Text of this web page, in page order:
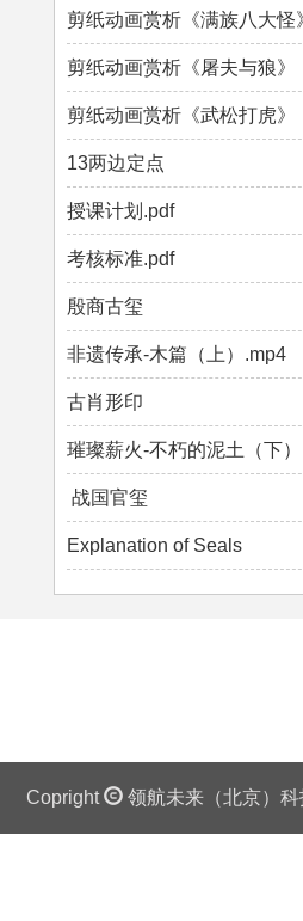
剪纸动画赏析《满族八大怪
剪纸动画赏析《屠夫与狼》
剪纸动画赏析《武松打虎》
13两边定点
授课计划.pdf
考核标准.pdf
殷商古玺
非遗传承-木篇（上）.mp4
古肖形印
璀璨薪火-不朽的泥土（下
战国官玺
Explanation of Seals
Copright 领航未来（北京）